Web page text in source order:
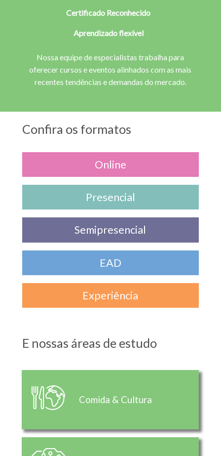
Certificado Reconhecido
Aprendizado flexível
Nossa equipe de especialistas trabalha para
oferecer cursos e eventos alinhados com as mais
recentes tendências e demandas do mercado.
Confira os formatos
Online
Presencial
Semipresencial
EAD
Experiência
E nossas áreas de estudo
Comida & Cultura